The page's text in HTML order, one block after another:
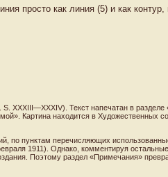
просто как линия (5) и как контур,
XXXIII—XXXIV). Текст напечатан в
Картина находится в Художественных
по пунктам перечисляющих
1911). Однако, комментируя
Поэтому раздел «Примечания»